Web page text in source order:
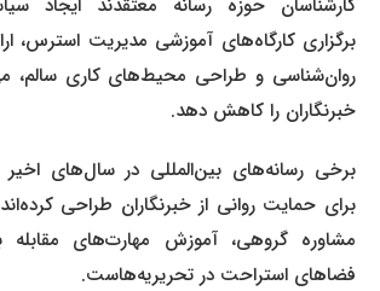
کارشناسان حوزه رسانه معتقدند ایجاد
برگزاری کارگاه‌های آموزشی مدیریت استرس،
روان‌شناسی و طراحی محیط‌های کاری سالم،
خبرنگاران را کاهش دهد.
برخی رسانه‌های بین‌المللی در سال‌های اخیر
برای حمایت روانی از خبرنگاران طراحی
مشاوره گروهی، آموزش مهارت‌های مقابله با
فضاهای استراحت در تحریریه‌هاست.